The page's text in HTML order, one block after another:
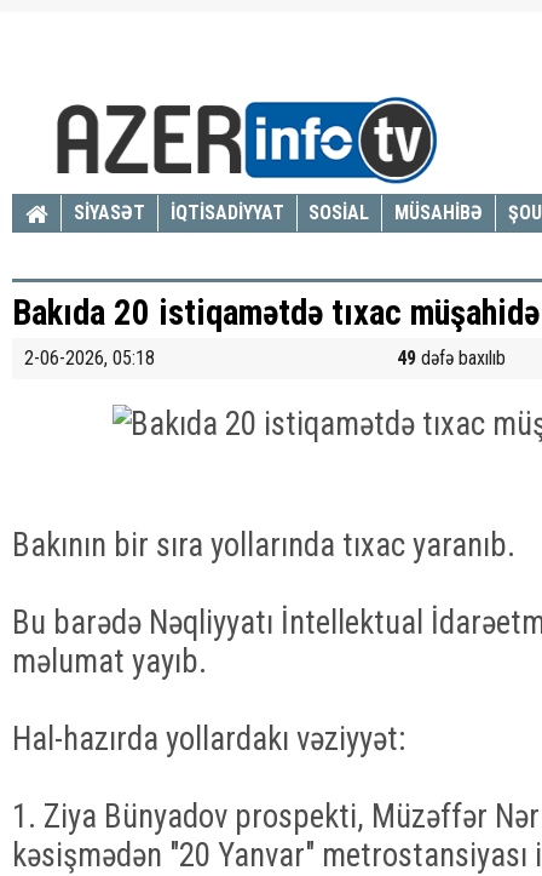
SİYASƏT İQTİSADİYYAT SOSİAL MÜSAHİBƏ
Bakıda 20 istiqamətdə tıxac
2-06-2026, 05:18 49 dəfə baxılıb
Bakının bir sıra yollarında tıxac yaranıb.
Bu barədə Nəqliyyatı İntellektual
məlumat yayıb.
Hal-hazırda yollardakı vəziyyət:
1. Ziya Bünyadov prospekti, Müzəffər
kəsişmədən "20 Yanvar"